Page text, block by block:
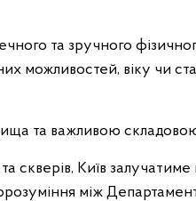
та зручного
можливостей, віку чи
та важливою
скверів, Київ
між